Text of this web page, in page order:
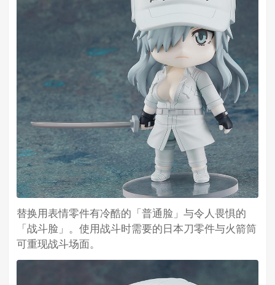
替换用表情零件有冷酷的「普通脸」与令人畏惧的
「战斗脸」。使用战斗时需要的日本刀零件与火箭筒
可重现战斗场面。